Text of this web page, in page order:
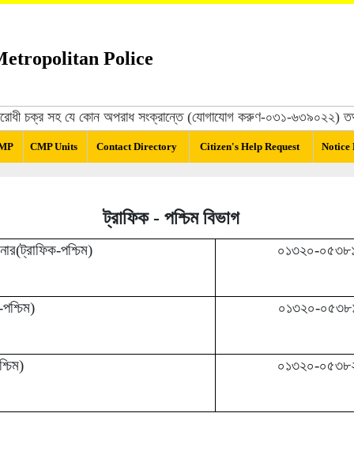
Police
চক্র সহ যে কোন অপরাধ সংক্রান্তে (যোগাযোগ করুণ-০৩১-৬৩৯০২২) তথ্য
CMP Units Contact Directory Citizen's Help Request Notice
ট্রাফিক - পশ্চিম বিভাগ
পশ্চিম) ০১৩২০-
০১৩২০-
০১৩২০-